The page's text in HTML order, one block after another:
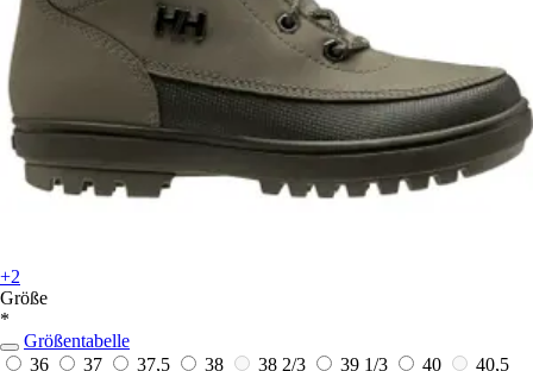
+2
Größe
*
Größentabelle
36
37 37,5 38 38 2/3 39 1/3 40
40,5